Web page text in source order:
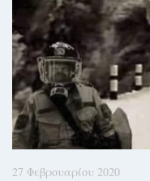
27 Φεβρουαρίου 2020